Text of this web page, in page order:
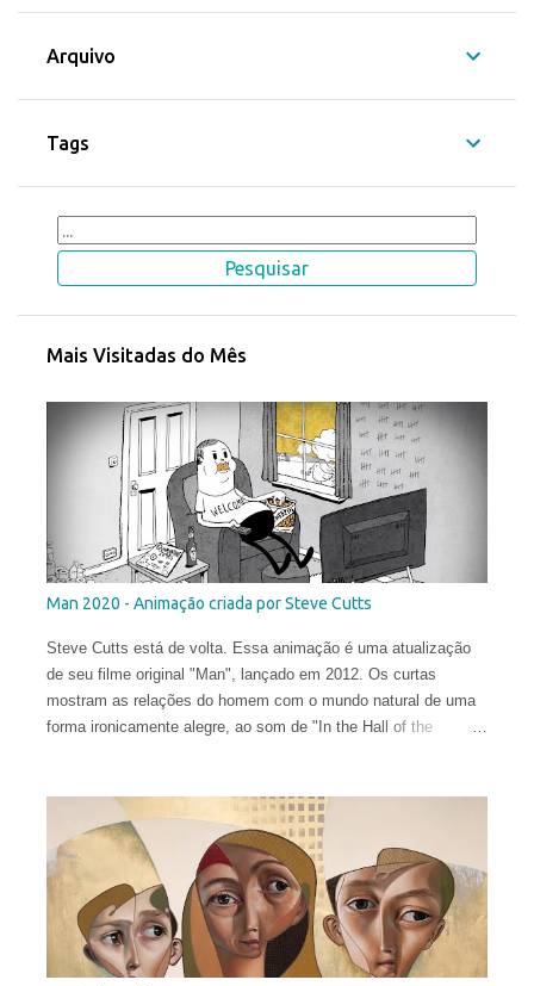
Arquivo
Tags
Mais Visitadas do Mês
Man 2020 - Animação criada por Steve Cutts
Steve Cutts está de volta. Essa animação é uma atualização
de seu filme original "Man", lançado em 2012. Os curtas
mostram as relações do homem com o mundo natural de uma
forma ironicamente alegre, ao som de "In the Hall of the